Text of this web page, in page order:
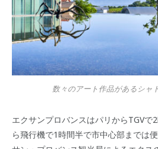
数々のアート作品があるシャ
エクサンプロバンスはパリからTGVで
ら飛行機で1時間半で市中心部までは